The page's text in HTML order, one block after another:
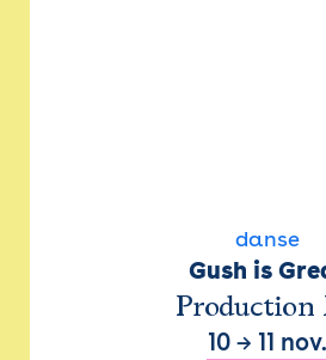
danse
Gush is
Production
10 → 11 nov.